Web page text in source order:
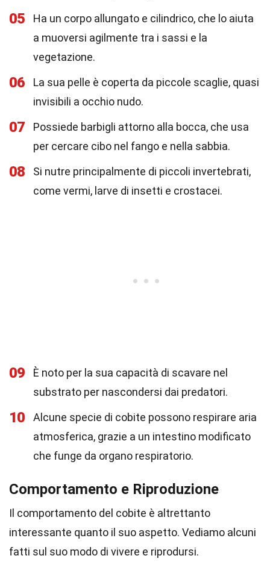
05
Ha un corpo allungato e cilindrico, che lo aiuta
a muoversi agilmente tra i sassi e la
vegetazione.
06
La sua pelle è coperta da piccole scaglie, quasi
invisibili a occhio nudo.
07
Possiede barbigli attorno alla bocca, che usa
per cercare cibo nel fango e nella sabbia.
08
Si nutre principalmente di piccoli invertebrati,
come vermi, larve di insetti e crostacei.
09
È noto per la sua capacità di scavare nel
substrato per nascondersi dai predatori.
10
Alcune specie di cobite possono respirare aria
atmosferica, grazie a un intestino modificato
che funge da organo respiratorio.
Comportamento e Riproduzione
Il comportamento del cobite è altrettanto
interessante quanto il suo aspetto. Vediamo alcuni
fatti sul suo modo di vivere e riprodursi.